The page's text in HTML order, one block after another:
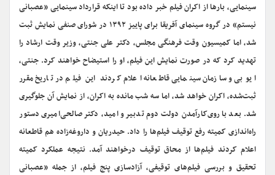
سینمایی، بارها از اکران فیلم خبر داده بود تا اینکه قرارداد سینمایی «عصبانی
نیستم» در گروه سینمای آفریقا برای پاییز ۱۳۹۲ در شورای صنفی نمایش ثبت
شد، اما کمیسیون وقت فرهنگی مجلس،‌ دکتر علی جنتی، ‌وزیر وقت ارشاد را
تهدید کرد که در صورت نمایش این فیلم، ‌او را استیضاح خواهند کرد. جنتی،
‌ایوبی و سازمان سینمایی قاطعانه اعلام کردند این فیلم در تاریخ مقرر
ثبت‌شده، ‌اکران خواهد شد، اما سه‌ شب مانده به اکران، از نمایش آن جلوگیری
شد. بعد با روی‌کارآمدن دولت دوم تدبیر و امید، دکتر صالحی‌امیری دستور
راه‌اندازی کمیته رفع توقیف فیلم‌ها را داد. حیدریان و داروغه‌زاده هم قاطعانه
اعلام کردند فیلم‌ها ‌از محاق توقیف درخواهند آمد. نتیجه عملکرد کمیته
تحقیق و بررسی فیلم‌های توقیفی، ‌آزادسازی پنج فیلم، از جمله «عصبانی